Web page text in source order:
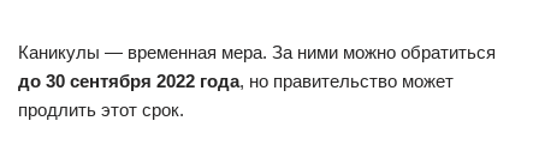
Каникулы — временная мера. За ними можно обратиться
до 30 сентября 2022 года, но правительство может
продлить этот срок.